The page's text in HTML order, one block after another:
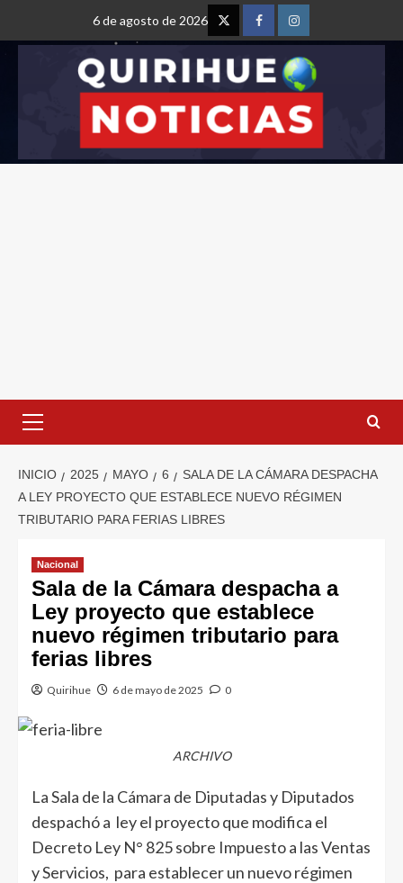
6 de agosto de 2026
INICIO 2025 MAYO 6
SALA DE LA CÁMARA DESPACHA
A LEY PROYECTO QUE ESTABLECE NUEVO RÉGIMEN
TRIBUTARIO PARA FERIAS LIBRES
Nacional
Sala de la Cámara despacha a
Ley proyecto que establece
nuevo régimen tributario para
ferias libres
Quirihue 6 de mayo de 2025 0
ARCHIVO
La Sala de la Cámara de Diputadas y Diputados
despachó a ley el proyecto que modifica el
Decreto Ley N° 825 sobre Impuesto a las Ventas
y Servicios, para establecer un nuevo régimen